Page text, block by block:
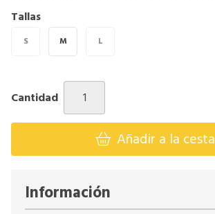
Tallas
S M L
Cantidad
Añadir a la cesta
Información